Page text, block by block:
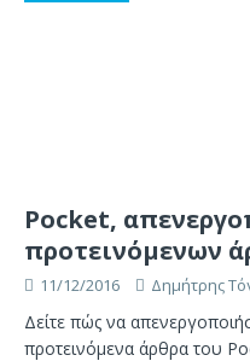
Pocket,
προτεινόμενων
11/12/2016 Δημήτρης
Δείτε πώς να
προτεινόμενα άρθρα του